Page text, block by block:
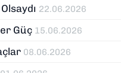
22.06.2026
Güç 15.06.2026
08.06.2026